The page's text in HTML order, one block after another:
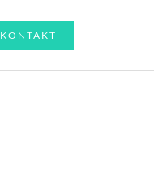
KONTAKT